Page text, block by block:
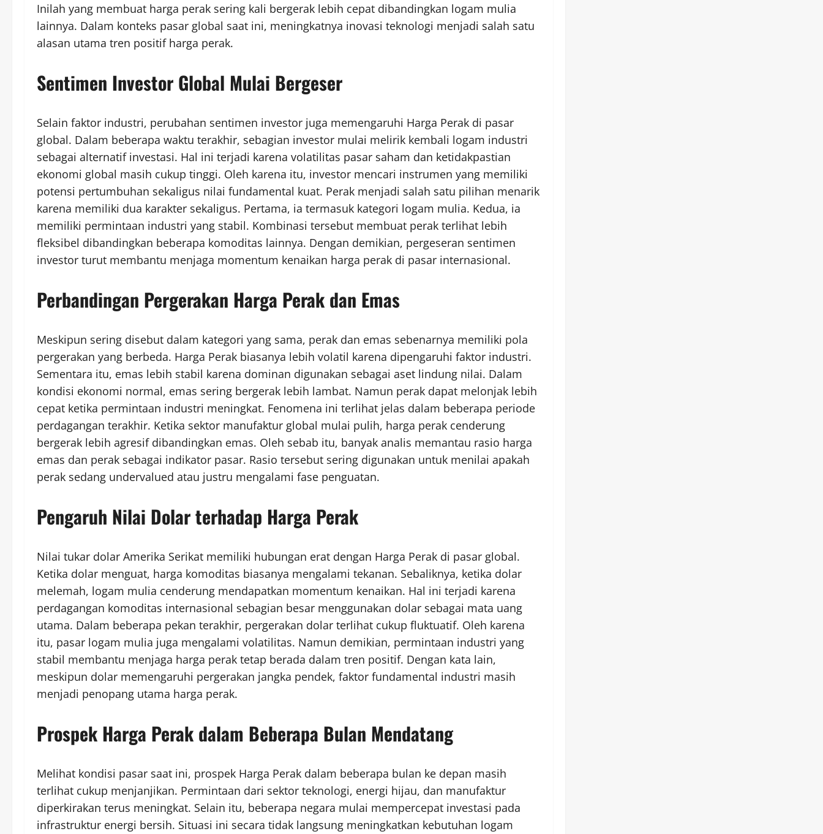
Inilah yang membuat harga perak sering kali bergerak lebih cepat dibandingkan logam mulia
lainnya. Dalam konteks pasar global saat ini, meningkatnya inovasi teknologi menjadi salah satu
alasan utama tren positif harga perak.
Sentimen Investor Global Mulai Bergeser
Selain faktor industri, perubahan sentimen investor juga memengaruhi Harga Perak di pasar
global. Dalam beberapa waktu terakhir, sebagian investor mulai melirik kembali logam industri
sebagai alternatif investasi. Hal ini terjadi karena volatilitas pasar saham dan ketidakpastian
ekonomi global masih cukup tinggi. Oleh karena itu, investor mencari instrumen yang memiliki
potensi pertumbuhan sekaligus nilai fundamental kuat. Perak menjadi salah satu pilihan menarik
karena memiliki dua karakter sekaligus. Pertama, ia termasuk kategori logam mulia. Kedua, ia
memiliki permintaan industri yang stabil. Kombinasi tersebut membuat perak terlihat lebih
fleksibel dibandingkan beberapa komoditas lainnya. Dengan demikian, pergeseran sentimen
investor turut membantu menjaga momentum kenaikan harga perak di pasar internasional.
Perbandingan Pergerakan Harga Perak dan Emas
Meskipun sering disebut dalam kategori yang sama, perak dan emas sebenarnya memiliki pola
pergerakan yang berbeda. Harga Perak biasanya lebih volatil karena dipengaruhi faktor industri.
Sementara itu, emas lebih stabil karena dominan digunakan sebagai aset lindung nilai. Dalam
kondisi ekonomi normal, emas sering bergerak lebih lambat. Namun perak dapat melonjak lebih
cepat ketika permintaan industri meningkat. Fenomena ini terlihat jelas dalam beberapa periode
perdagangan terakhir. Ketika sektor manufaktur global mulai pulih, harga perak cenderung
bergerak lebih agresif dibandingkan emas. Oleh sebab itu, banyak analis memantau rasio harga
emas dan perak sebagai indikator pasar. Rasio tersebut sering digunakan untuk menilai apakah
perak sedang undervalued atau justru mengalami fase penguatan.
Pengaruh Nilai Dolar terhadap Harga Perak
Nilai tukar dolar Amerika Serikat memiliki hubungan erat dengan Harga Perak di pasar global.
Ketika dolar menguat, harga komoditas biasanya mengalami tekanan. Sebaliknya, ketika dolar
melemah, logam mulia cenderung mendapatkan momentum kenaikan. Hal ini terjadi karena
perdagangan komoditas internasional sebagian besar menggunakan dolar sebagai mata uang
utama. Dalam beberapa pekan terakhir, pergerakan dolar terlihat cukup fluktuatif. Oleh karena
itu, pasar logam mulia juga mengalami volatilitas. Namun demikian, permintaan industri yang
stabil membantu menjaga harga perak tetap berada dalam tren positif. Dengan kata lain,
meskipun dolar memengaruhi pergerakan jangka pendek, faktor fundamental industri masih
menjadi penopang utama harga perak.
Prospek Harga Perak dalam Beberapa Bulan Mendatang
Melihat kondisi pasar saat ini, prospek Harga Perak dalam beberapa bulan ke depan masih
terlihat cukup menjanjikan. Permintaan dari sektor teknologi, energi hijau, dan manufaktur
diperkirakan terus meningkat. Selain itu, beberapa negara mulai mempercepat investasi pada
infrastruktur energi bersih. Situasi ini secara tidak langsung meningkatkan kebutuhan logam